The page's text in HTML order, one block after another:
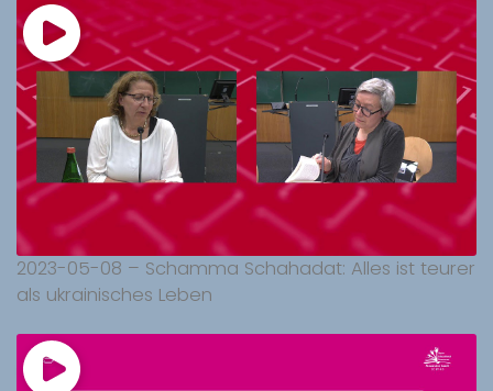
2023-05-08 – Schamma Schahadat: Alles ist teurer
als ukrainisches Leben